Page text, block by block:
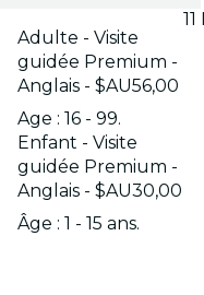
Adulte - Visite
guidée Premium -
Anglais - $AU56,00
Age : 16 - 99.
Enfant - Visite
guidée Premium -
Anglais - $AU30,00
Âge : 1 - 15 ans.